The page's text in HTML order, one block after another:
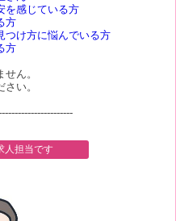
を感じている方
方
け方に悩んでいる方
方
ん。
い。
人担当です